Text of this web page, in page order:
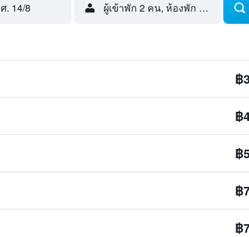
ศ. 14/8 ผู้เข้าพัก 2 คน, ห้องพัก 1 ห้อง
฿
฿
฿
฿
฿